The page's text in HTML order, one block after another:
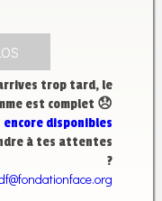
trop tard, le
est complet 😞
encore disponibles
à tes attentes
?